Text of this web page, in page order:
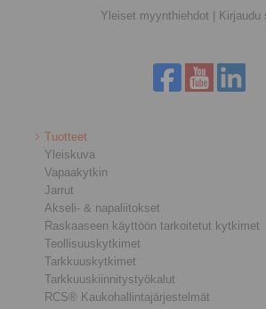
Yleiset myynthiehdot
Kirjaudu
Tuotteet
Yleiskuva
Vapaakytkin
Jarrut
Akseli- & napaliitokset
Raskaaseen käyttöön tarkoitetut kytkimet
Teollisuuskytkimet
Tarkkuuskytkimet
Tarkkuuskiinnitystyökalut
RCS® Kaukohallintajärjestelmät